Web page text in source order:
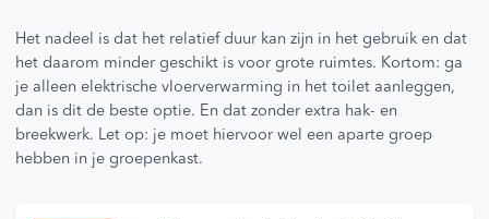
Het nadeel is dat het relatief duur kan zijn in het gebruik en dat
het daarom minder geschikt is voor grote ruimtes. Kortom: ga
je alleen elektrische vloerverwarming in het toilet aanleggen,
dan is dit de beste optie. En dat zonder extra hak- en
breekwerk. Let op: je moet hiervoor wel een aparte groep
hebben in je groepenkast.